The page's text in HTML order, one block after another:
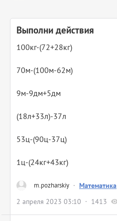
m.pozharskiy · Математика
2 апреля 2023 03:10
1413
Выполни действия
100кг-(72+28кг)
70м-(100м-62м)
9м-9дм+5дм
(18л+33л)-37л
53ц-(90ц-37ц)
1ц-(24кг+43кг)